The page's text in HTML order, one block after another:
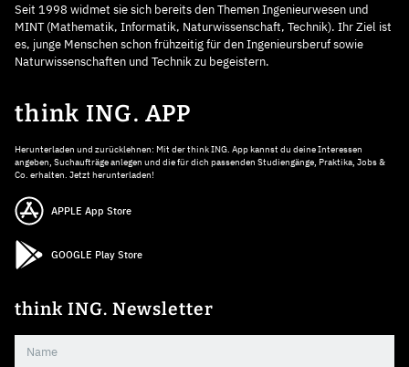
Seit 1998 widmet sie sich bereits den Themen Ingenieurwesen und
MINT (Mathematik, Informatik, Naturwissenschaft, Technik). Ihr Ziel ist
es, junge Menschen schon frühzeitig für den Ingenieursberuf sowie
Naturwissenschaften und Technik zu begeistern.
think ING. APP
Herunterladen und zurücklehnen: Mit der think ING. App kannst du deine Interessen
angeben, Suchaufträge anlegen und die für dich passenden Studiengänge, Praktika, Jobs &
Co. erhalten. Jetzt herunterladen!
APPLE App Store
GOOGLE Play Store
think ING. Newsletter